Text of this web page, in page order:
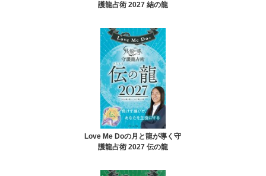
護龍占術 2027 結の龍
Love Me Doの月と龍が導く守
護龍占術 2027 伝の龍